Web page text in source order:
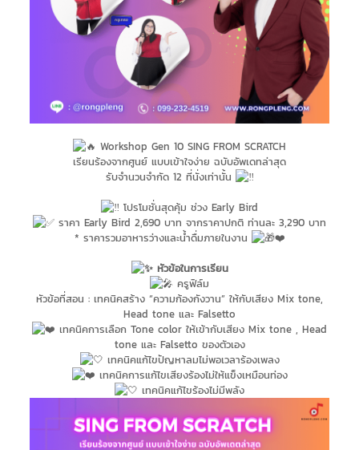
Workshop Gen 10 SING FROM SCRATCH
เรียนร้องจากศูนย์ แบบเข้าใจง่าย ฉบับอัพเดทล่าสุด
รับจำนวนจำกัด 12 ที่นั่งเท่านั้น
โปรโมชั่นสุดคุ้ม ช่วง Early Bird
ราคา Early Bird 2,690 บาท จากราคาปกติ ท่านละ 3,290 บาท
* ราคารวมอาหารว่างและน้ำดื่มภายในงาน
❤️‍
หัวข้อในการเรียน
ครูฟิล์ม
หัวข้อที่สอน : เทคนิคสร้าง “ความก้องกังวาน” ให้กับเสียง Mix tone,
Head tone และ Falsetto
เทคนิคการเลือก Tone color ให้เข้ากับเสียง Mix tone , Head
tone และ Falsetto ของตัวเอง
เทคนิคแก้ไขปัญหาลมไม่พอเวลาร้องเพลง
เทคนิคการแก้ไขเสียงร้องไม่ให้แข็งเหมือนท่อง
เทคนิคแก้ไขร้องไม่มีพลัง